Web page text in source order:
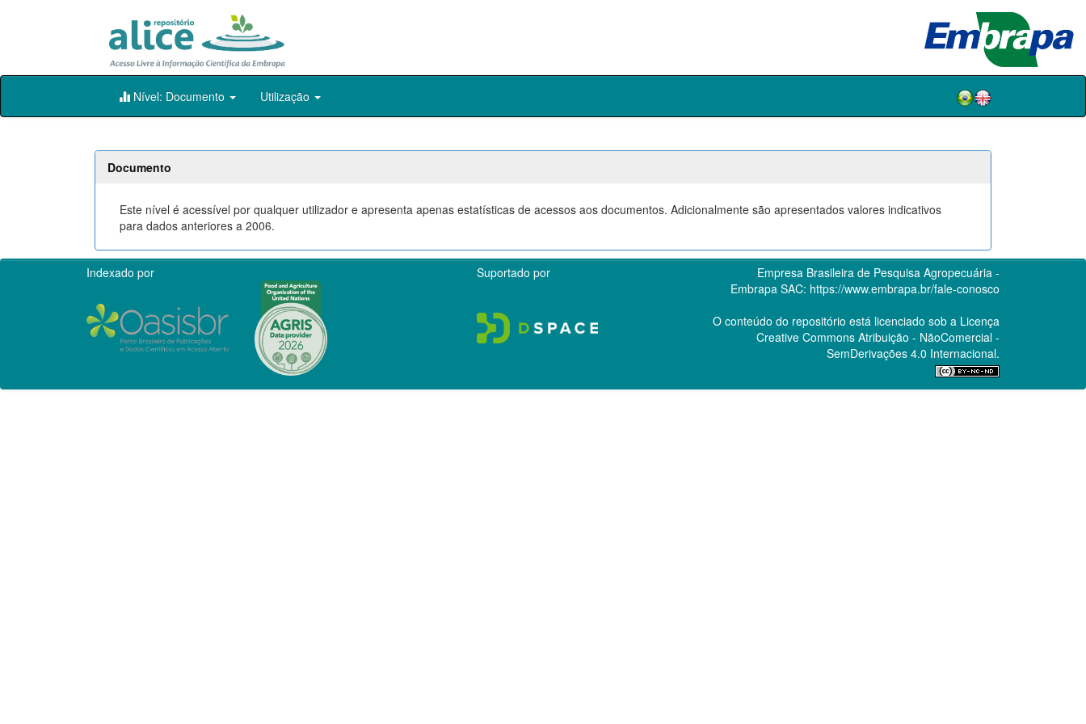
Skip
Nível: Documento Utilização
Documento
Este nível é acessível por qualquer utilizador e apresenta apenas estatísticas de acessos aos documentos. Adicionalmente são apresentados valores indicativos
para dados anteriores a 2006.
Indexado por Suportado por
Empresa Brasileira de Pesquisa Agropecuária -
Embrapa SAC: https://www.embrapa.br/fale-conosco
O conteúdo do repositório está licenciado sob a Licença
Creative CommonsAtribuição - NãoComercial -
SemDerivações 4.0 Internacional.